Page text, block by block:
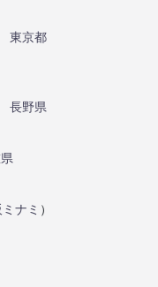
東京都
長野県
ナミ ）